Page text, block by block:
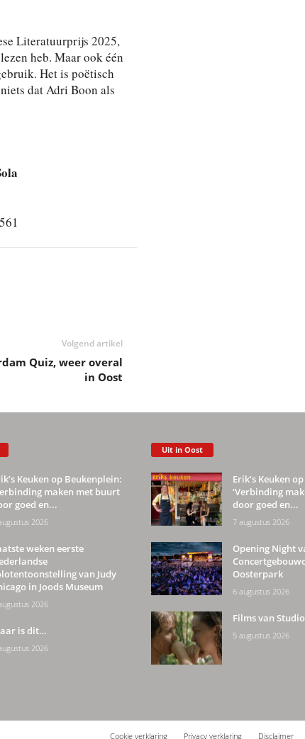
Literatuurprijs 2025,
heb. Maar ook één
Het is poëtisch
dat Adri Boon als
Volgend artikel
Quiz, weer overal
in Oost
Keuken op Beukenplein:
maken met buurt
goed en...
2026
weken eerste
van Judy
in Joods Museum
2026
is dit…
2026
Uit in Oost
Erik’s Keuken
‘Verbinding
door goed en...
7 augustus 2026
Opening Night
Oosterpark
6 augustus 2026
Films van
5 augustus 2026
Cookie verklaring Privacy verklaring Disclaimer